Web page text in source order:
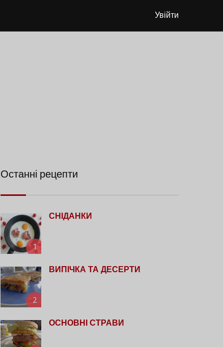
Увійти
Останні рецепти
1
СНІДАНКИ
2
ВИПІЧКА ТА ДЕСЕРТИ
ОСНОВНІ СТРАВИ